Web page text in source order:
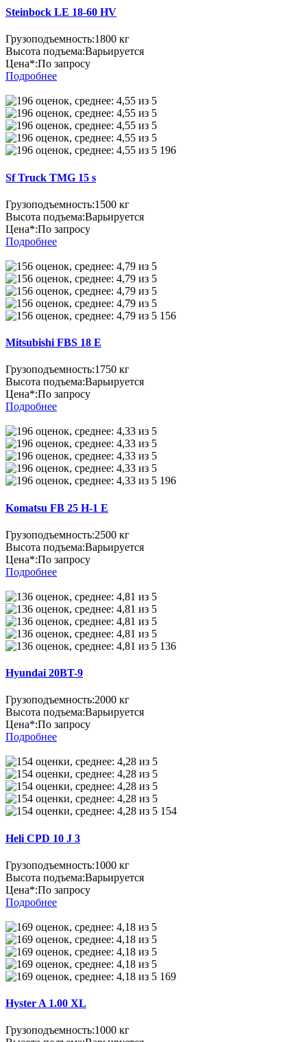
Steinbock LE 18-60 HV
Грузоподъемность:1800 кг
Высота подъема:Варьируется
Цена*:По запросу
Подробнее
196
Sf Truck TMG 15 s
Грузоподъемность:1500 кг
Высота подъема:Варьируется
Цена*:По запросу
Подробнее
156
Mitsubishi FBS 18 E
Грузоподъемность:1750 кг
Высота подъема:Варьируется
Цена*:По запросу
Подробнее
196
Komatsu FB 25 H-1 E
Грузоподъемность:2500 кг
Высота подъема:Варьируется
Цена*:По запросу
Подробнее
136
Hyundai 20BT-9
Грузоподъемность:2000 кг
Высота подъема:Варьируется
Цена*:По запросу
Подробнее
154
Heli CPD 10 J 3
Грузоподъемность:1000 кг
Высота подъема:Варьируется
Цена*:По запросу
Подробнее
169
Hyster A 1.00 XL
Грузоподъемность:1000 кг